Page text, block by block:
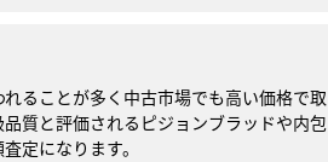
ることが多く中古市場でも高い価格で取
質と評価されるピジョンブラッドや内包
定になります。